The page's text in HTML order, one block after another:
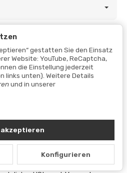
widerrufen
•Impressum
Konfigurieren
gestatten Sie den Einsatz
Website: YouTube, ReCaptcha,
die Einstellung jederzeit
links unten). Weitere Details
und in unserer